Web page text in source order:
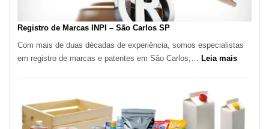
Coração
do
Bibi
Registro de Marcas INPI – São Carlos SP
Com mais de duas décadas de experiência, somos especialistas
em registro de marcas e patentes em São Carlos,…
Leia mais:
Marcas
INPI